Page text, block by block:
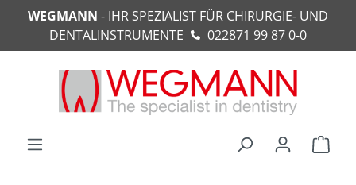
springen
WEGMANN - IHR SPEZIALIST FÜR CHIRURGIE- UND
DENTALINSTRUMENTE
022871 99 87 0-0